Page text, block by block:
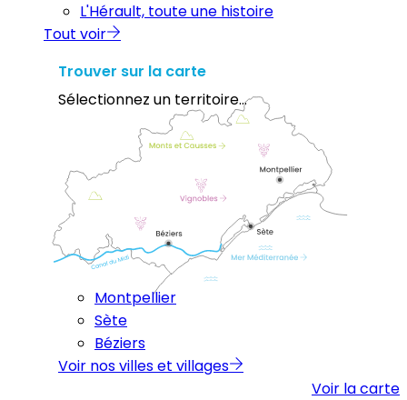
L'Hérault, toute une histoire
Tout voir
Trouver sur la carte
Sélectionnez un territoire...
Montpellier
Sète
Béziers
Voir nos villes et villages
Voir la carte